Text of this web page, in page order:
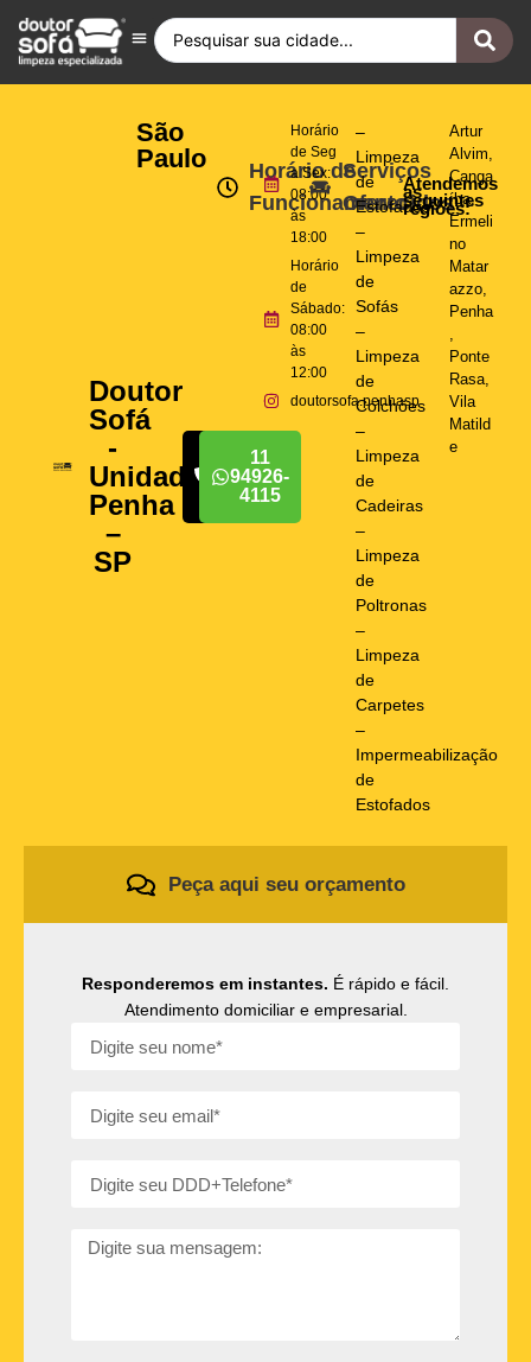
Doutor
Sofá
-
Unidade
Penha
–
SP
São
Paulo
11
94926-
4115
11
94926-
4115
Horário de
Funcionamento
Horário
de Seg
a Sex:
08:00
às
18:00
Horário
de
Sábado:
08:00
às
12:00
doutorsofa.penhasp
Serviços
Oferecidos
–
Limpeza
de
Estofados
–
Limpeza
de
Sofás
–
Limpeza
de
Colchões
–
Limpeza
de
Cadeiras
–
Limpeza
de
Poltronas
–
Limpeza
de
Carpetes
–
Impermeabilização
de
Estofados
Atendemos
as
seguintes
regiões:
Artur
Alvim,
Canga
íba,
Ermeli
no
Matar
azzo,
Penha
,
Ponte
Rasa,
Vila
Matild
e
Peça aqui seu orçamento
Responderemos em instantes. É rápido e fácil.
Atendimento domiciliar e empresarial.